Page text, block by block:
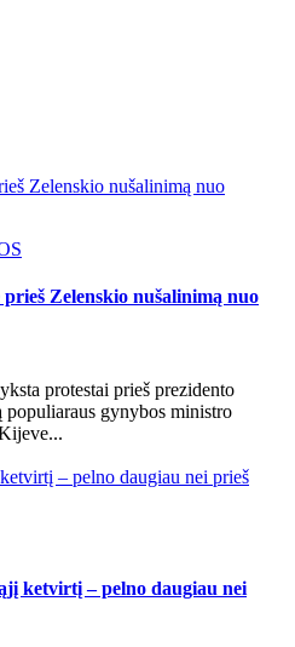
Zelenskio nušalinimą nuo
Zelenskio nušalinimą nuo
protestai prieš prezidento
gynybos ministro
– pelno daugiau nei prieš
ketvirtį – pelno daugiau nei